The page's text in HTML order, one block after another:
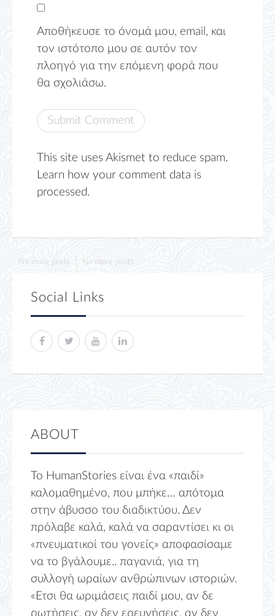
Αποθήκευσε το όνομά μου, email, και
τον ιστότοπο μου σε αυτόν τον
πλοηγό για την επόμενη φορά που
θα σχολιάσω.
This site uses Akismet to reduce spam.
Learn how your comment data is
processed.
No more posts No more posts
Social Links
ABOUT
Το HumanStories είναι ένα «παιδί»
καλομαθημένο, που μπήκε… απότομα
στην άβυσσο του διαδικτύου. Δεν
πρόλαβε καλά, καλά να σαραντίσει κι οι
«πνευματικοί του γονείς» αποφασίσαμε
να το βγάλουμε.. παγανιά, για τη
συλλογή ωραίων ανθρώπινων ιστοριών.
«Ετσι θα ωριμάσεις παιδί μου, αν δε
ρωτήσεις, αν δεν ερευνήσεις, αν δεν